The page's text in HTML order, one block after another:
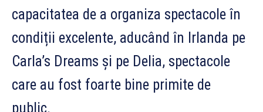
capacitatea de a organiza spectacole în
condiții excelente, aducând în Irlanda pe
Carla’s Dreams și pe Delia, spectacole
care au fost foarte bine primite de
public.